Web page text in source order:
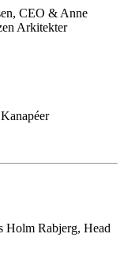
CEO & Anne
Arkitekter
Holm Rabjerg, Head